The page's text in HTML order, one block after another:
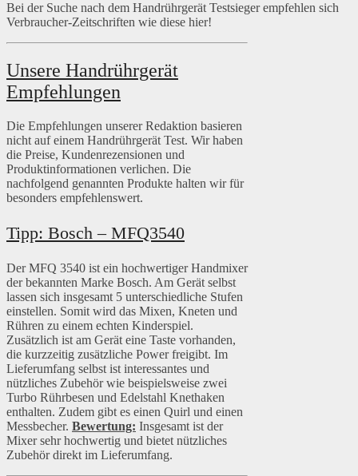
Bei der Suche nach dem Handrührgerät Testsieger empfehlen sich
Verbraucher-Zeitschriften wie diese hier!
Unsere Handrührgerät
Empfehlungen
Die Empfehlungen unserer Redaktion basieren
nicht auf einem Handrührgerät Test. Wir haben
die Preise, Kundenrezensionen und
Produktinformationen verlichen. Die
nachfolgend genannten Produkte halten wir für
besonders empfehlenswert.
Tipp: Bosch – MFQ3540
Der MFQ 3540 ist ein hochwertiger Handmixer
der bekannten Marke Bosch. Am Gerät selbst
lassen sich insgesamt 5 unterschiedliche Stufen
einstellen. Somit wird das Mixen, Kneten und
Rühren zu einem echten Kinderspiel.
Zusätzlich ist am Gerät eine Taste vorhanden,
die kurzzeitig zusätzliche Power freigibt. Im
Lieferumfang selbst ist interessantes und
nützliches Zubehör wie beispielsweise zwei
Turbo Rührbesen und Edelstahl Knethaken
enthalten. Zudem gibt es einen Quirl und einen
Messbecher. Bewertung: Insgesamt ist der
Mixer sehr hochwertig und bietet nützliches
Zubehör direkt im Lieferumfang.